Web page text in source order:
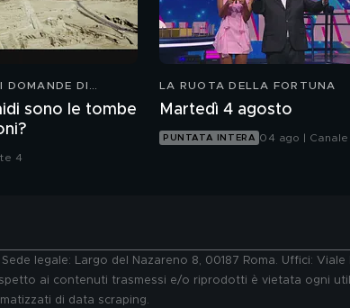
DOMANDE DI
sono le tombe
4
LA RUOTA DELLA FORTUNA
Martedì 4 agosto
PUNTATA INTERA 04 ago | Canale
legale: Largo del Nazareno 8, 00187 Roma. Uffici:
ai contenuti trasmessi e/o riprodotti è vietata ogni
di data scraping.